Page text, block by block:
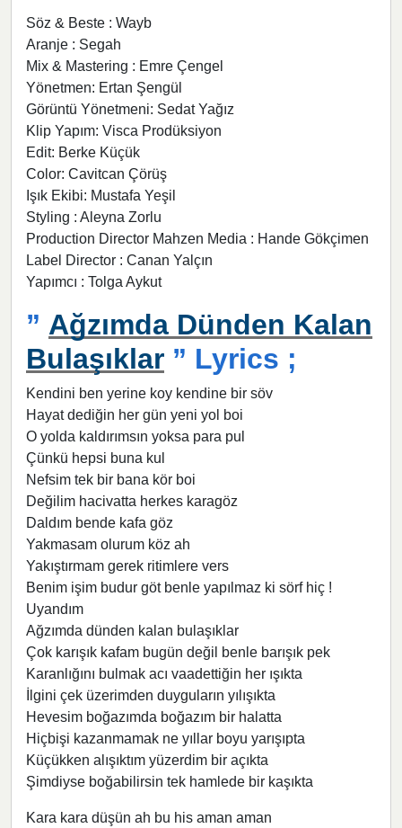
Söz & Beste : Wayb
Aranje : Segah
Mix & Mastering : Emre Çengel
Yönetmen: Ertan Şengül
Görüntü Yönetmeni: Sedat Yağız
Klip Yapım: Visca Prodüksiyon
Edit: Berke Küçük
Color: Cavitcan Çörüş
Işık Ekibi: Mustafa Yeşil
Styling : Aleyna Zorlu
Production Director Mahzen Media : Hande Gökçimen
Label Director : Canan Yalçın
Yapımcı : Tolga Aykut
” Ağzımda Dünden Kalan
Bulaşıklar ” Lyrics ;
Kendini ben yerine koy kendine bir söv
Hayat dediğin her gün yeni yol boi
O yolda kaldırımsın yoksa para pul
Çünkü hepsi buna kul
Nefsim tek bir bana kör boi
Değilim hacivatta herkes karagöz
Daldım bende kafa göz
Yakmasam olurum köz ah
Yakıştırmam gerek ritimlere vers
Benim işim budur göt benle yapılmaz ki sörf hiç !
Uyandım
Ağzımda dünden kalan bulaşıklar
Çok karışık kafam bugün değil benle barışık pek
Karanlığını bulmak acı vaadettiğin her ışıkta
İlgini çek üzerimden duyguların yılışıkta
Hevesim boğazımda boğazım bir halatta
Hiçbişi kazanmamak ne yıllar boyu yarışıpta
Küçükken alışıktım yüzerdim bir açıkta
Şimdiyse boğabilirsin tek hamlede bir kaşıkta
Kara kara düşün ah bu his aman aman